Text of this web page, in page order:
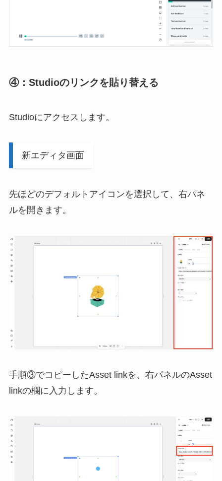
④：Studioのリンクを貼り替える
Studioにアクセスします。
新エディタ画面
先ほどのデフォルトアイコンを選択して、右パネ
ルを開きます。
手順③でコピーしたAsset linkを、右パネルのAsset
linkの欄に入力します。